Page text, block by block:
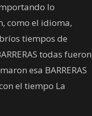
lo
como el idioma,
tiempos de
todas fueron
esa BARRERAS
el tiempo La